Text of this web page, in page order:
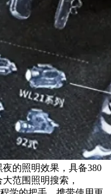
的照明效果，具备380
范围照明搜索，